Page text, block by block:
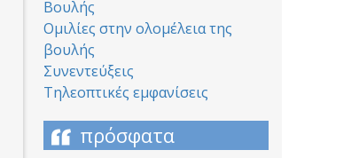
Βουλής
Ομιλίες στην ολομέλεια της
βουλής
Συνεντεύξεις
Τηλεοπτικές εμφανίσεις
πρόσφατα